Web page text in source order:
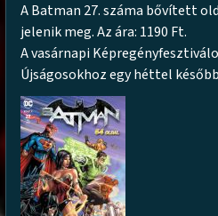
A Batman 27. száma bővített
jelenik meg. Az ára: 1190 Ft.
A vasárnapi
Újságosokhoz egy héttel